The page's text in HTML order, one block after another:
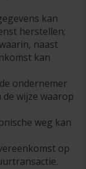
kan
herstellen;
naast
kan
ondernemer
wijze waarop
weg kan
op